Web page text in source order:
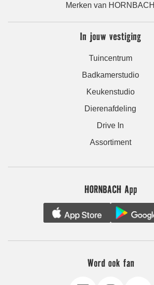
Merken van HORNBACH
In jouw vestiging
Tuincentrum
Badkamerstudio
Keukenstudio
Dierenafdeling
Drive In
Assortiment
HORNBACH App
Word ook fan